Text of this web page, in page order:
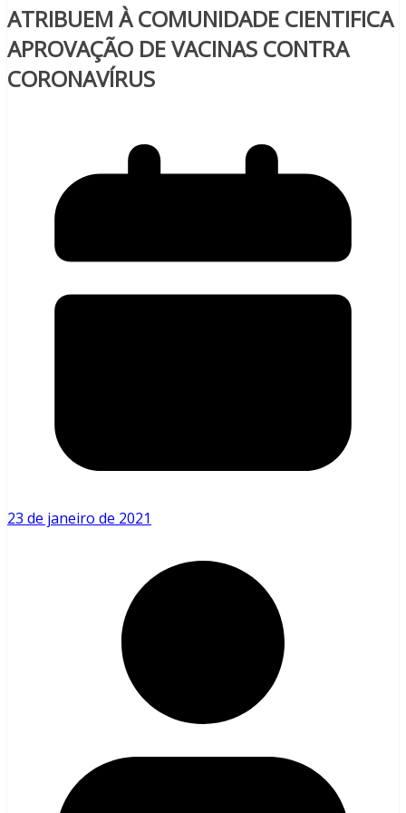
ATRIBUEM À COMUNIDADE CIENTIFICA
APROVAÇÃO DE VACINAS CONTRA
CORONAVÍRUS
23 de janeiro de 2021